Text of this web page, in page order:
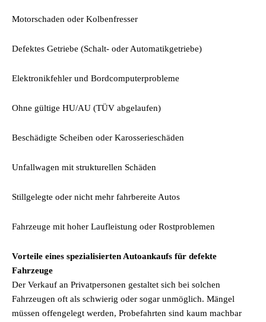
Motorschaden oder Kolbenfresser
Defektes Getriebe (Schalt- oder Automatikgetriebe)
Elektronikfehler und Bordcomputerprobleme
Ohne gültige HU/AU (TÜV abgelaufen)
Beschädigte Scheiben oder Karosserieschäden
Unfallwagen mit strukturellen Schäden
Stillgelegte oder nicht mehr fahrbereite Autos
Fahrzeuge mit hoher Laufleistung oder Rostproblemen
Vorteile eines spezialisierten Autoankaufs für defekte
Fahrzeuge
Der Verkauf an Privatpersonen gestaltet sich bei solchen
Fahrzeugen oft als schwierig oder sogar unmöglich. Mängel
müssen offengelegt werden, Probefahrten sind kaum machbar